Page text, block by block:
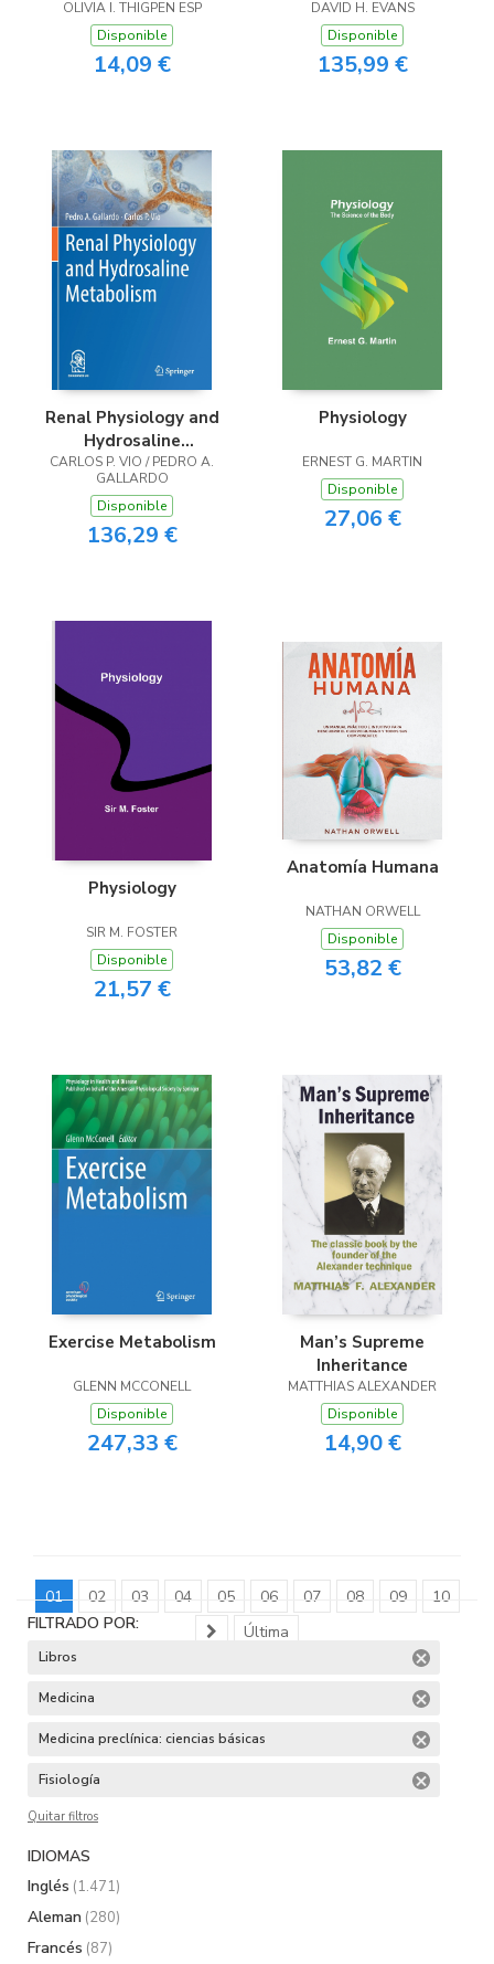
OLIVIA I. THIGPEN ESP
Disponible
14,09 €
DAVID H. EVANS
Disponible
135,99 €
Renal Physiology and
Hydrosaline
Metabolism
CARLOS P. VIO / PEDRO A.
GALLARDO
Disponible
136,29 €
Physiology
ERNEST G. MARTIN
Disponible
27,06 €
Physiology
SIR M. FOSTER
Disponible
21,57 €
Anatomía Humana
NATHAN ORWELL
Disponible
53,82 €
Exercise Metabolism
GLENN MCCONELL
Disponible
247,33 €
Man’s Supreme
Inheritance
MATTHIAS ALEXANDER
Disponible
14,90 €
01 02 03 04 05 06 07 08 09
10
Última
FILTRADO POR:
Libros
Medicina
Medicina preclínica: ciencias básicas
Fisiología
Quitar filtros
IDIOMAS
Inglés (1.471)
Aleman (280)
Francés (87)